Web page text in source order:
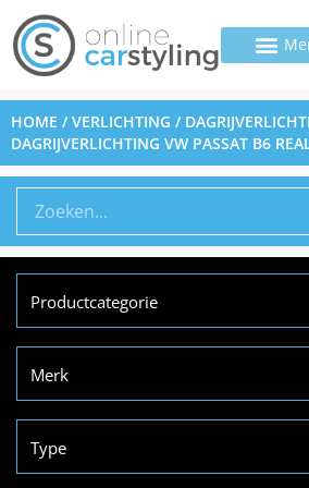
HOME /VERLICHTING /
DAGRIJVERLICHTING VW PASSAT B6
Productcategorie
Merk
Type